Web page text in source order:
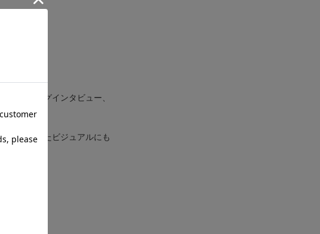
生のロングインタビュー、
の詰まったビジュアルにも